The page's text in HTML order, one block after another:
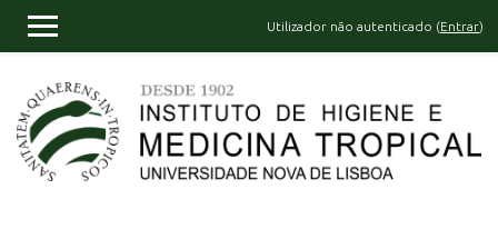
Utilizador não autenticado (Entrar)